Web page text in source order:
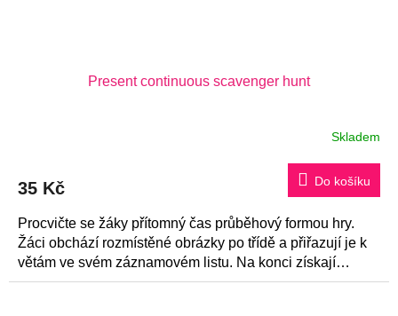
Present continuous scavenger hunt
Skladem
35 Kč Do košíku
Procvičte se žáky přítomný čas průběhový formou hry.
Žáci obchází rozmístěné obrázky po třídě a přiřazují je k
větám ve svém záznamovém listu. Na konci získají
tajenku.